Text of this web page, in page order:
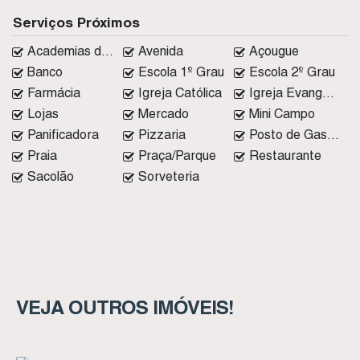
Serviços Próximos
Academias de ginástica Avenida
Açougue
Banco
Escola 1º Grau
Escola 2º Grau
Farmácia
Igreja Católica
Igreja Evangélica
Lojas
Mercado
Mini Campo
Panificadora
Pizzaria
Posto de Gasolina
Praia
Praça/Parque
Restaurante
Sacolão
Sorveteria
VEJA OUTROS IMÓVEIS!